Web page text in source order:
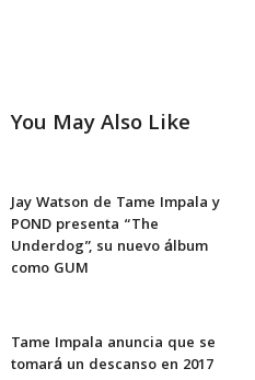
You May Also Like
Jay Watson de Tame Impala y
POND presenta “The
Underdog”, su nuevo álbum
como GUM
Tame Impala anuncia que se
tomará un descanso en 2017